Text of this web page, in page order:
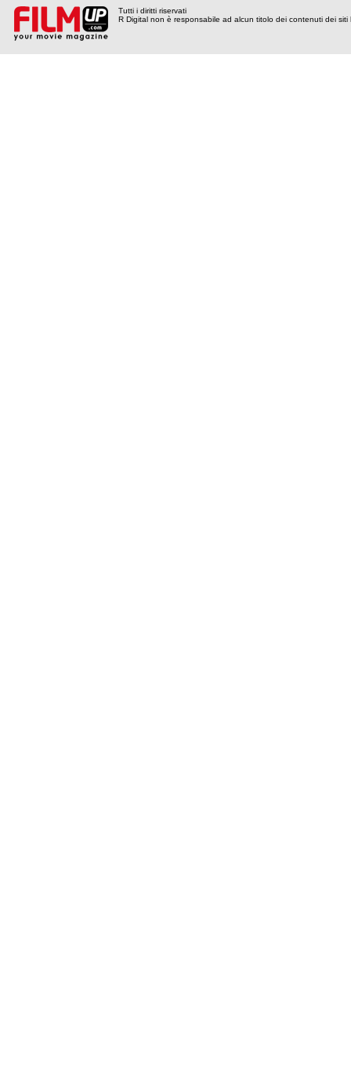
Tutti i diritti riservati
R Digital non è responsabile ad alcun titolo dei contenuti dei siti